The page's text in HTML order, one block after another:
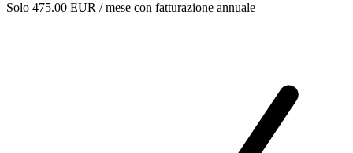
Solo 475.00 EUR / mese con fatturazione annuale